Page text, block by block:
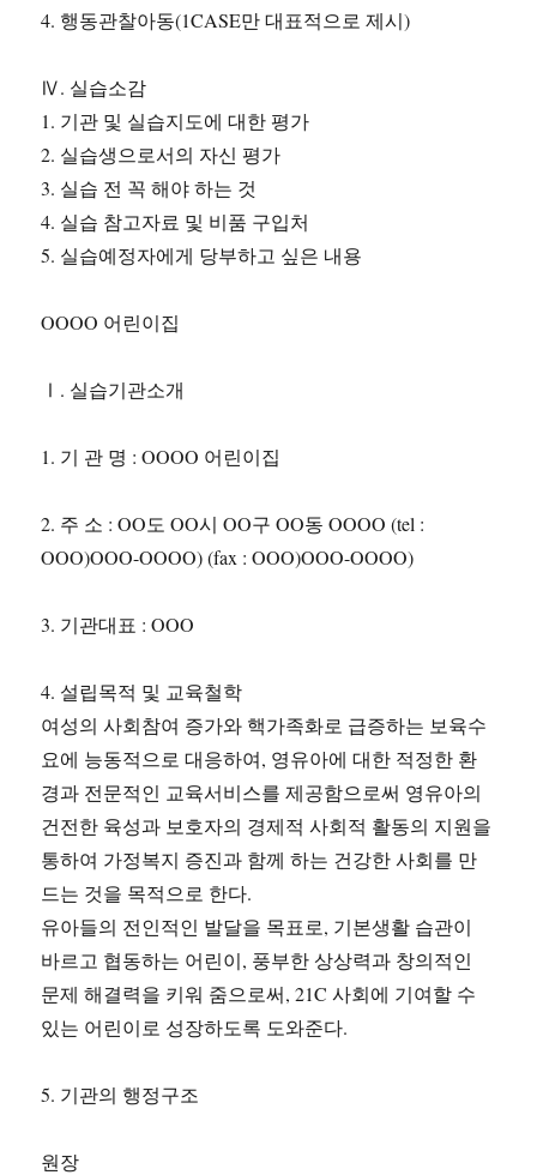
4. 행동관찰아동(1CASE만 대표적으로 제시)
Ⅳ. 실습소감
1. 기관 및 실습지도에 대한 평가
2. 실습생으로서의 자신 평가
3. 실습 전 꼭 해야 하는 것
4. 실습 참고자료 및 비품 구입처
5. 실습예정자에게 당부하고 싶은 내용
OOOO 어린이집
Ⅰ. 실습기관소개
1. 기 관 명 : OOOO 어린이집
2. 주 소 : OO도 OO시 OO구 OO동 OOOO (tel :
OOO)OOO-OOOO) (fax : OOO)OOO-OOOO)
3. 기관대표 : OOO
4. 설립목적 및 교육철학
여성의 사회참여 증가와 핵가족화로 급증하는 보육수
요에 능동적으로 대응하여, 영유아에 대한 적정한 환
경과 전문적인 교육서비스를 제공함으로써 영유아의
건전한 육성과 보호자의 경제적 사회적 활동의 지원을
통하여 가정복지 증진과 함께 하는 건강한 사회를 만
드는 것을 목적으로 한다.
유아들의 전인적인 발달을 목표로, 기본생활 습관이
바르고 협동하는 어린이, 풍부한 상상력과 창의적인
문제 해결력을 키워 줌으로써, 21C 사회에 기여할 수
있는 어린이로 성장하도록 도와준다.
5. 기관의 행정구조
원장